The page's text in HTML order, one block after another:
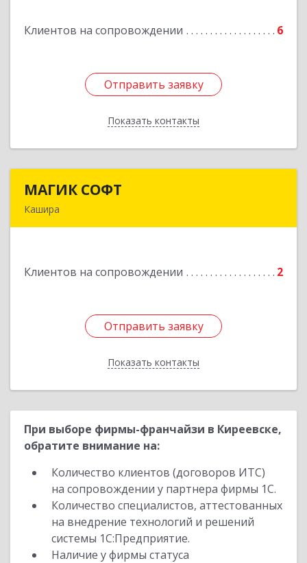
Клиентов на сопровождении 6
Отправить заявку
Показать контакты
Подробнее
Отправить заявку
Назад
МАГИК СОФТ
Кашира
Клиентов на сопровождении 2
Отправить заявку
Показать контакты
Отправить заявку
Назад
При выборе фирмы-франчайзи в Киреевске,
обратите внимание на:
Количество клиентов (договоров ИТС)
на сопровождении у партнера фирмы 1С.
Количество специалистов, аттестованных
на внедрение технологий и решений
системы 1С:Предприятие.
Наличие у фирмы статуса